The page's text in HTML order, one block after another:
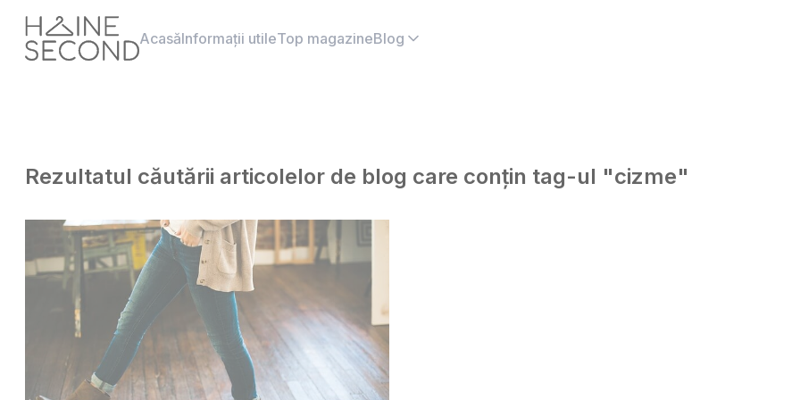
AcasăInformații utileTop magazineBlog
Rezultatul căutării articolelor de blog care conțin tag-ul "cizme"